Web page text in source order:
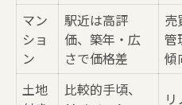
マン
ショ
ン
駅近は高評
価、築年・広
さで価格差
売
管
傾
土地
比較的手頃、